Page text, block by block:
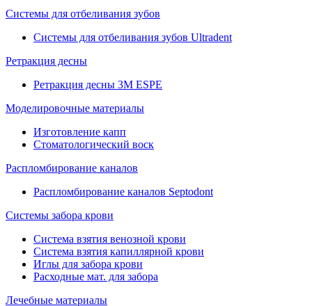
Системы для отбеливания зубов
Системы для отбеливания зубов Ultradent
Ретракция десны
Ретракция десны 3M ESPE
Моделировочные материалы
Изготовление капп
Стоматологический воск
Распломбирование каналов
Распломбирование каналов Septodont
Системы забора крови
Система взятия венозной крови
Система взятия капиллярной крови
Иглы для забора крови
Расходные мат. для забора
Лечебные материалы